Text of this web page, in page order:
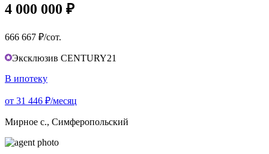
4 000 000 ₽
666 667 ₽/сот.
Эксклюзив CENTURY21
В ипотеку
от 31 446 ₽/месяц
Мирное с., Симферопольский